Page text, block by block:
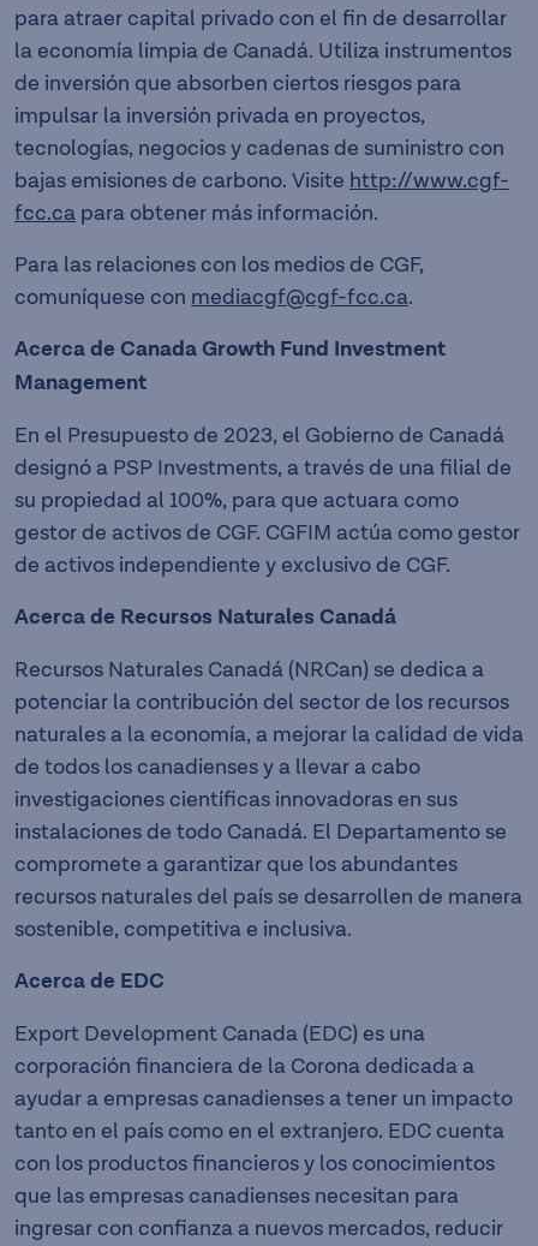
para atraer capital privado con el fin de desarrollar
la economía limpia de Canadá. Utiliza instrumentos
de inversión que absorben ciertos riesgos para
impulsar la inversión privada en proyectos,
tecnologías, negocios y cadenas de suministro con
bajas emisiones de carbono. Visite http://www.cgf-
fcc.ca para obtener más información.
Para las relaciones con los medios de CGF,
comuníquese con mediacgf@cgf-fcc.ca.
Acerca de Canada Growth Fund Investment
Management
En el Presupuesto de 2023, el Gobierno de Canadá
designó a PSP Investments, a través de una filial de
su propiedad al 100%, para que actuara como
gestor de activos de CGF. CGFIM actúa como gestor
de activos independiente y exclusivo de CGF.
Acerca de Recursos Naturales Canadá
Recursos Naturales Canadá (NRCan) se dedica a
potenciar la contribución del sector de los recursos
naturales a la economía, a mejorar la calidad de vida
de todos los canadienses y a llevar a cabo
investigaciones científicas innovadoras en sus
instalaciones de todo Canadá. El Departamento se
compromete a garantizar que los abundantes
recursos naturales del país se desarrollen de manera
sostenible, competitiva e inclusiva.
Acerca de EDC
Export Development Canada (EDC) es una
corporación financiera de la Corona dedicada a
ayudar a empresas canadienses a tener un impacto
tanto en el país como en el extranjero. EDC cuenta
con los productos financieros y los conocimientos
que las empresas canadienses necesitan para
ingresar con confianza a nuevos mercados, reducir